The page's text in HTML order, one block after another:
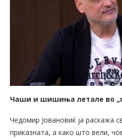
Чаши и шишиња летале во
Чедомир Јовановиќ ја раскажа
приказната, а како што вели,